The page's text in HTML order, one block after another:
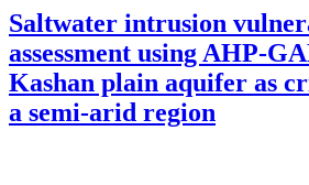
Saltwater intrusion
assessment using AHP-
Kashan plain aquifer as
a semi-arid region